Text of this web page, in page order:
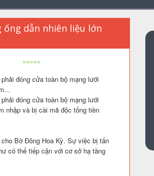
dẫn nhiên liệu lớn
»»»»»
đóng cửa toàn bộ mạng lưới
đóng cửa toàn bộ mạng lưới
nhập và bị cài mã độc tống tiền
Bờ Đông Hoa Kỳ. Sự việc bị tấn
có thể tiếp cận với cơ sở hạ tầng